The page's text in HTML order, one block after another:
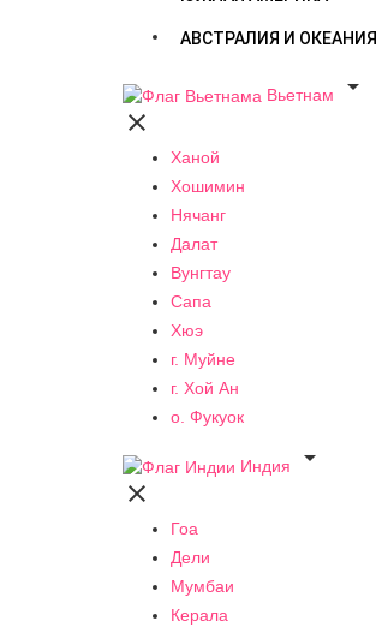
АВСТРАЛИЯ И ОКЕАНИЯ
Вьетнам


Ханой
Хошимин
Нячанг
Далат
Вунгтау
Сапа
Хюэ
г. Муйне
г. Хой Ан
о. Фукуок
Индия


Гоа
Дели
Мумбаи
Керала